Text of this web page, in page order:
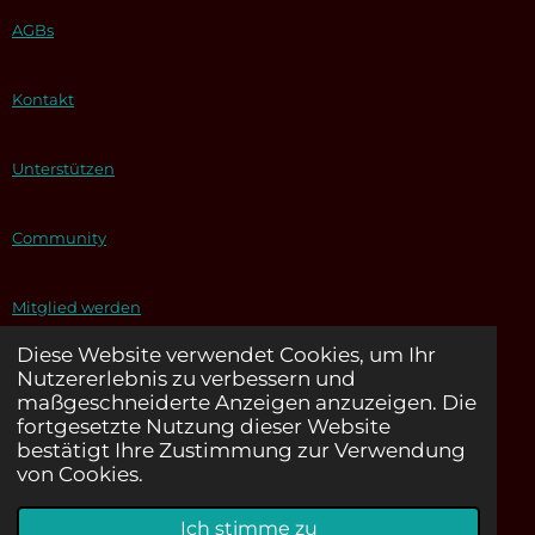
Diese Website verwendet Cookies, um Ihr
Nutzererlebnis zu verbessern und
maßgeschneiderte Anzeigen anzuzeigen. Die
fortgesetzte Nutzung dieser Website
bestätigt Ihre Zustimmung zur Verwendung
von Cookies.
Ich stimme zu
AGBs
Kontakt
Unterstützen
Community
Mitglied werden
I
n
s
t
© 2023 - 2026 Förderverein DepriBuddy e.V. (gemeinnützig)